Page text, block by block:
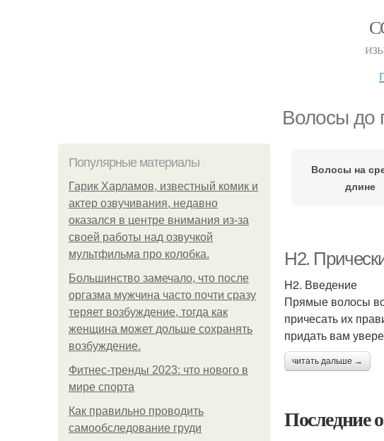
Волосы до
Популярные материалы
Гарик Харламов, известный комик и
актер озвучивания, недавно
оказался в центре внимания из-за
своей работы над озвучкой
мультфильма про колобка.
Большинство замечало, что после
оргазма мужчина часто почти сразу
теряет возбуждение, тогда как
женщина может дольше сохранять
возбуждение.
Фитнес-тренды 2023: что нового в
мире спорта
Как правильно проводить
самообследование груди
Волосы на
длине
H2.
H2. Введение
Прямые волосы
причесать их
придать вам
читать дальше →
Последние